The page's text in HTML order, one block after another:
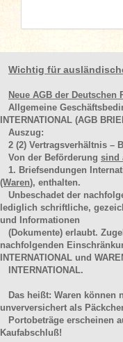
Wichtig für
Neue AGB der Deutschen
Allgemeine
INTERNATIONAL (AGB
Auszug:
2 (2) Vertragsverhältnis –
Von der Beförderung sind
1. Briefsendungen
(Waren), enthalten.
Unbeschadet der
lediglich schriftliche,
und Informationen
(Dokumente) erlaubt.
nachfolgenden
INTERNATIONAL und
INTERNATIONAL.
Das heißt: Waren können
unverversichert als
Portobeträge erscheinen
Kaufabschluß!